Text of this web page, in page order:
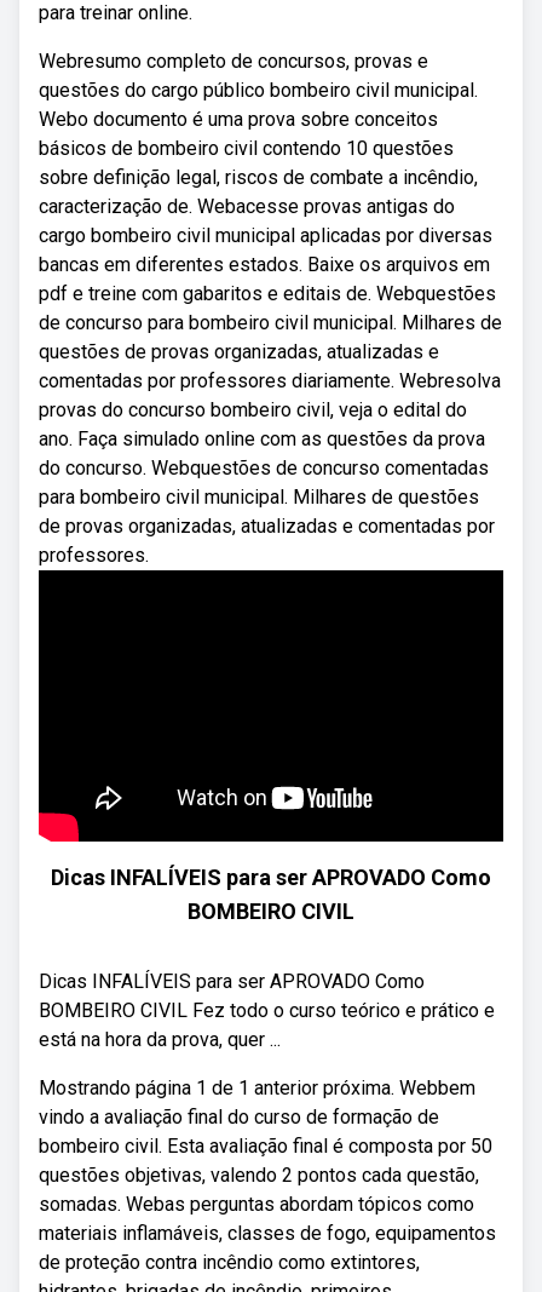
para treinar online.
Webresumo completo de concursos, provas e
questões do cargo público bombeiro civil municipal.
Webo documento é uma prova sobre conceitos
básicos de bombeiro civil contendo 10 questões
sobre definição legal, riscos de combate a incêndio,
caracterização de. Webacesse provas antigas do
cargo bombeiro civil municipal aplicadas por diversas
bancas em diferentes estados. Baixe os arquivos em
pdf e treine com gabaritos e editais de. Webquestões
de concurso para bombeiro civil municipal. Milhares de
questões de provas organizadas, atualizadas e
comentadas por professores diariamente. Webresolva
provas do concurso bombeiro civil, veja o edital do
ano. Faça simulado online com as questões da prova
do concurso. Webquestões de concurso comentadas
para bombeiro civil municipal. Milhares de questões
de provas organizadas, atualizadas e comentadas por
professores.
Dicas INFALÍVEIS para ser APROVADO Como
BOMBEIRO CIVIL
Dicas INFALÍVEIS para ser APROVADO Como
BOMBEIRO CIVIL Fez todo o curso teórico e prático e
está na hora da prova, quer ...
Mostrando página 1 de 1 anterior próxima. Webbem
vindo a avaliação final do curso de formação de
bombeiro civil. Esta avaliação final é composta por 50
questões objetivas, valendo 2 pontos cada questão,
somadas. Webas perguntas abordam tópicos como
materiais inflamáveis, classes de fogo, equipamentos
de proteção contra incêndio como extintores,